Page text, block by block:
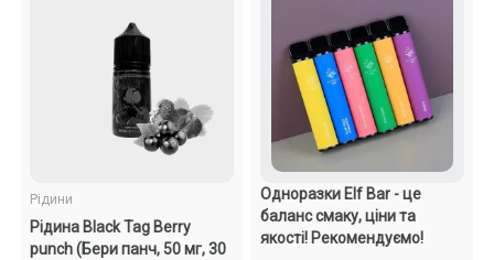
Рідини
Рідина Black Tag Berry
punch (Бери панч, 50 мг, 30
Одноразки Elf Bar - це
баланс смаку, ціни та
якості! Рекомендуємо!